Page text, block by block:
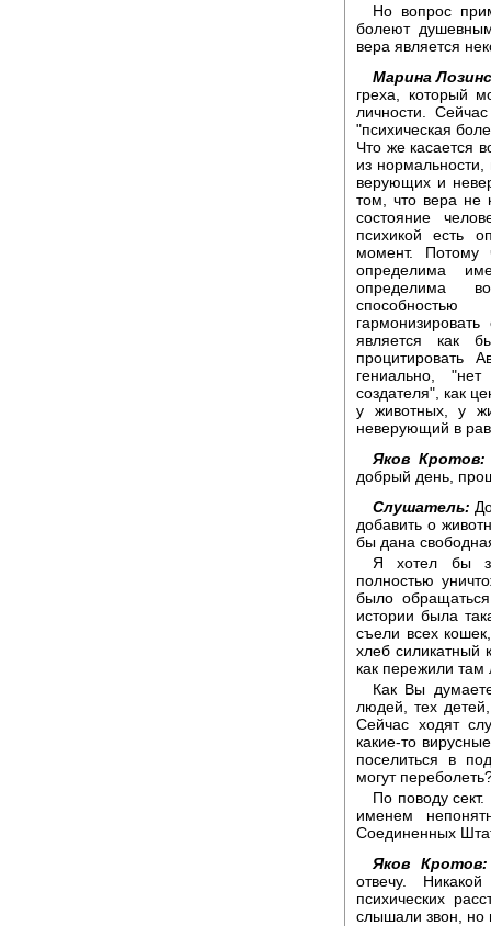
Но вопрос
болеют
вера является
Марина
греха, который
личности.
"психическая
Что же касается
из
верующих и
том, что вера не
состояние
психикой есть
момент.
определима
определима
является как
процитировать
гениально,
создателя", как
у животных, у
неверующий в
Яков Кротов:
добрый день,
Слушатель:
добавить о
бы дана
Я хотел бы
полностью
было
истории была
съели всех
хлеб силикатный
как пережили там
Как Вы
людей, тех
Сейчас ходят
какие-то
поселиться в
могут
По поводу
именем
Соединенных
Яков Кротов:
отвечу.
психических
слышали звон, но